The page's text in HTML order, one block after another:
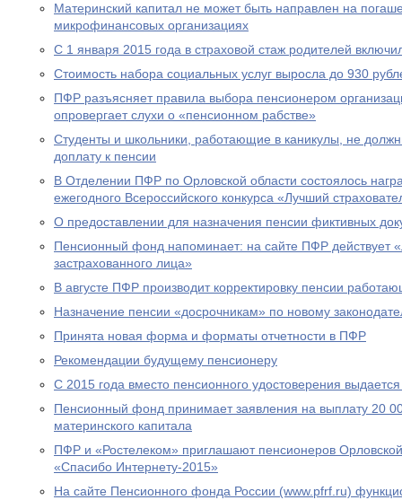
Материнский капитал не может быть направлен на
микрофинансовых организациях
С 1 января 2015 года в страховой стаж родителей
Стоимость набора социальных услуг выросла до 930
ПФР разъясняет правила выбора пенсионером
опровергает слухи о «пенсионном рабстве»
Студенты и школьники, работающие в каникулы, не
доплату к пенсии
В Отделении ПФР по Орловской области состоялось
ежегодного Всероссийского конкурса «Лучший
О предоставлении для назначения пенсии фиктивных
Пенсионный фонд напоминает: на сайте ПФР действует
застрахованного лица»
В августе ПФР производит корректировку пенсии
Назначение пенсии «досрочникам» по новому
Принята новая форма и форматы отчетности в ПФР
Рекомендации будущему пенсионеру
С 2015 года вместо пенсионного удостоверения выдается
Пенсионный фонд принимает заявления на выплату 20
материнского капитала
ПФР и «Ростелеком» приглашают пенсионеров Орловской
«Спасибо Интернету-2015»
На сайте Пенсионного фонда России (www.pfrf.ru)